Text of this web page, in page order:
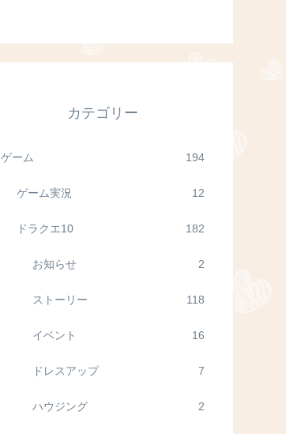
カテゴリー
ゲーム 194
ゲーム実況 12
ドラクエ10 182
お知らせ 2
ストーリー 118
イベント 16
ドレスアップ 7
ハウジング 2